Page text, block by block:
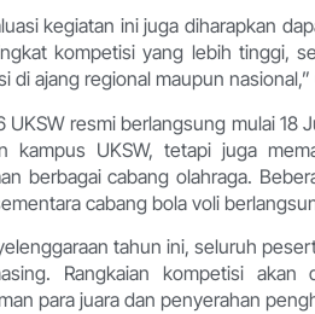
kegiatan ini juga diharapkan
kompetisi yang lebih tinggi,
di ajang regional maupun nasional,”
UKSW resmi berlangsung mulai 18
kampus UKSW, tetapi juga
berbagai cabang olahraga.
cabang bola voli
tahun ini, seluruh
Rangkaian kompetisi
para juara dan penyerahan